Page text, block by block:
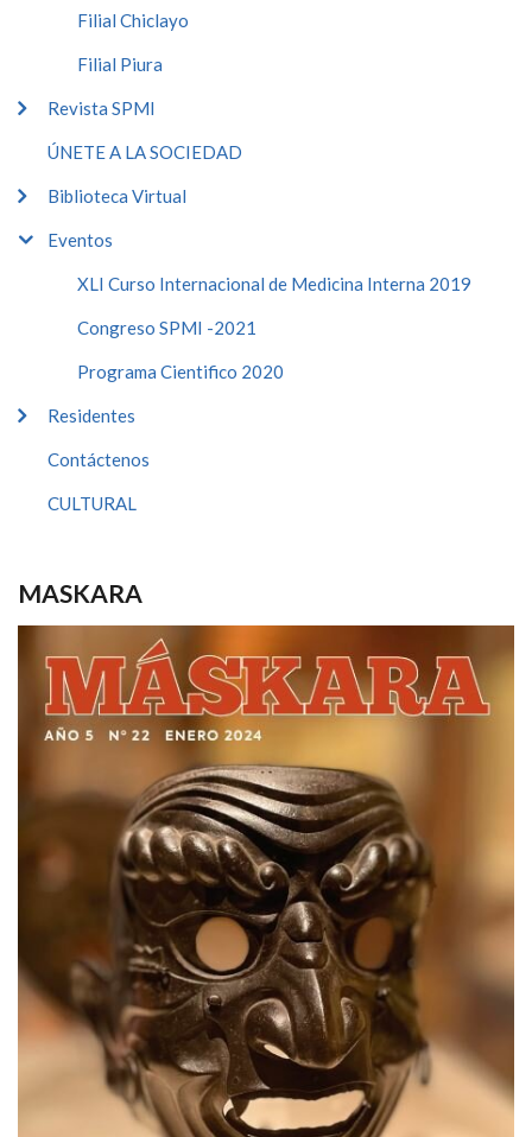
Filial Chiclayo
Filial Piura
Revista SPMI
ÚNETE A LA SOCIEDAD
Biblioteca Virtual
Eventos
XLI Curso Internacional de Medicina Interna 2019
Congreso SPMI -2021
Programa Cientifico 2020
Residentes
Contáctenos
CULTURAL
MASKARA